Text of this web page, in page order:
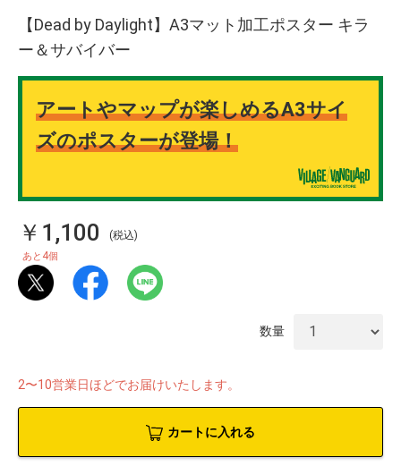
【Dead by Daylight】A3マット加工ポスター キラ
ー＆サバイバー
アートやマップが楽しめるA3サイ
ズのポスターが登場！
￥1,100 (税込)
あと 4個
数量
2〜10営業日ほどでお届けいたします。
カートに入れる